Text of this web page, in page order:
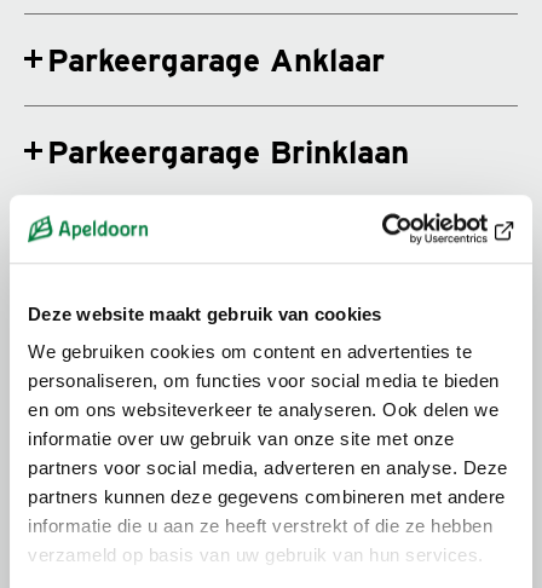
Deze website maakt gebruik van cookies
We gebruiken cookies om content en advertenties te
personaliseren, om functies voor social media te bieden
en om ons websiteverkeer te analyseren. Ook delen we
informatie over uw gebruik van onze site met onze
partners voor social media, adverteren en analyse. Deze
partners kunnen deze gegevens combineren met andere
informatie die u aan ze heeft verstrekt of die ze hebben
verzameld op basis van uw gebruik van hun services.
Parkeergarage Anklaar
Parkeergarage Brinklaan
Parkeergarage Haven Centrum
Parkeergarage Marktplein
Parkeergarage Orpheus
Algemene voorwaarden